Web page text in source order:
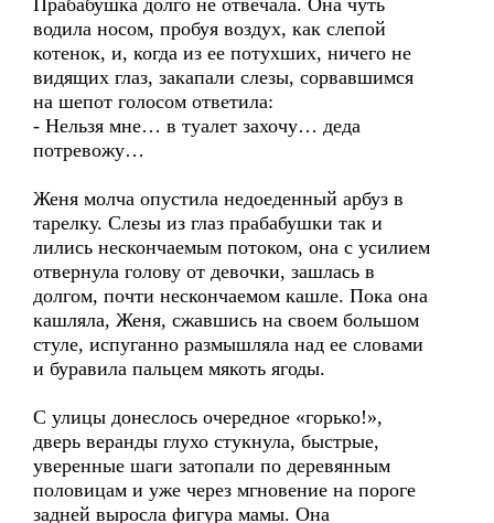
Прабабушка долго не отвечала. Она чуть
водила носом, пробуя воздух, как слепой
котенок, и, когда из ее потухших, ничего не
видящих глаз, закапали слезы, сорвавшимся
на шепот голосом ответила:
- Нельзя мне… в туалет захочу… деда
потревожу…
Женя молча опустила недоеденный арбуз в
тарелку. Слезы из глаз прабабушки так и
лились нескончаемым потоком, она с усилием
отвернула голову от девочки, зашлась в
долгом, почти нескончаемом кашле. Пока она
кашляла, Женя, сжавшись на своем большом
стуле, испуганно размышляла над ее словами
и буравила пальцем мякоть ягоды.
С улицы донеслось очередное «горько!»,
дверь веранды глухо стукнула, быстрые,
уверенные шаги затопали по деревянным
половицам и уже через мгновение на пороге
задней выросла фигура мамы. Она